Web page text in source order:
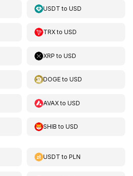
USDT toUSD
TRXtoUSD
XRP toUSD
DOGEtoUSD
AVAXtoUSD
SHIB toUSD
USDT toPLN